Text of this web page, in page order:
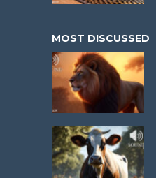
MOST DISCUSSED